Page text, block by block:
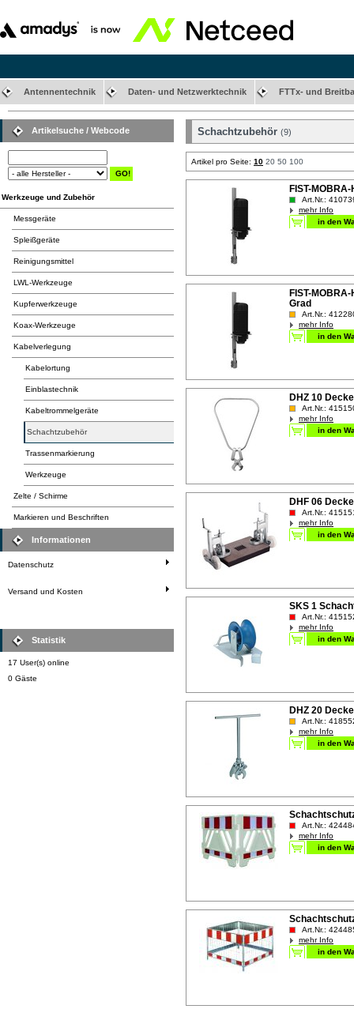
Antennentechnik Daten- und Netzwerktechnik FTTx- und
Artikelsuche / Webcode
Werkzeuge und Zubehör
Messgeräte
Spleißgeräte
Reinigungsmittel
LWL-Werkzeuge
Kupferwerkzeuge
Koax-Werkzeuge
Kabelverlegung
Kabelortung
Einblastechnik
Kabeltrommelgeräte
Schachtzubehör
Trassenmarkierung
Werkzeuge
Zelte / Schirme
Markieren und Beschriften
Informationen
Datenschutz
Versand und Kosten
Statistik
17 User(s) online
0 Gäste
Schachtzubehör (9)
Artikel pro Seite: 10 20 50 100
FIST-
Art.Nr.:
mehr Info
FIST-
Grad
Art.Nr.:
mehr Info
DHZ 10
Art.Nr.:
mehr Info
DHF 06
Art.Nr.:
mehr Info
SKS 1
Art.Nr.:
mehr Info
DHZ 20
Art.Nr.:
mehr Info
Art.Nr.:
mehr Info
Art.Nr.:
mehr Info